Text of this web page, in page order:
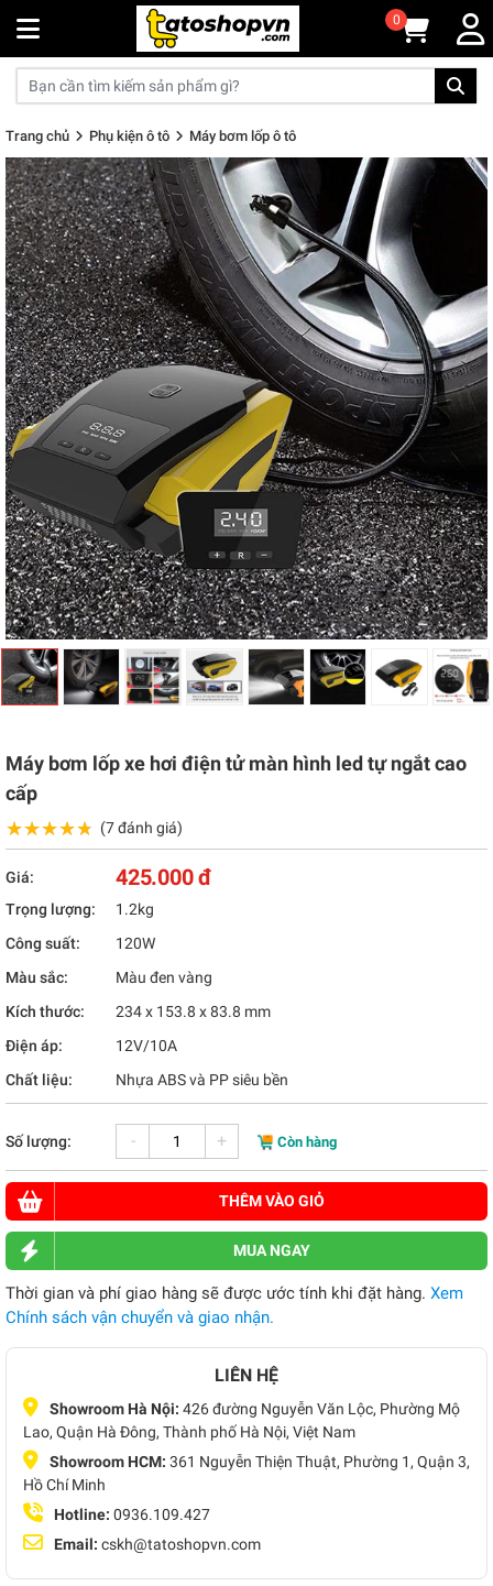
0
Trang chủ Phụ kiện ô tô Máy bơm lốp ô tô
Máy bơm lốp xe hơi điện tử màn hình led tự ngắt cao
cấp
★★★★★
★★★★★ (7 đánh giá)
Giá: 425.000 đ
Trọng lượng:
1.2kg
Công suất:
120W
Màu sắc:
Màu đen vàng
Kích thước:
234 x 153.8 x 83.8 mm
Điện áp:
12V/10A
Chất liệu:
Nhựa ABS và PP siêu bền
Số lượng: - + Còn hàng
THÊM VÀO GIỎ
MUA NGAY
Thời gian và phí giao hàng sẽ được ước tính khi đặt hàng. Xem
Chính sách vận chuyển và giao nhận.
LIÊN HỆ
Showroom Hà Nội: 426 đường Nguyễn Văn Lộc, Phường Mộ
Lao, Quận Hà Đông, Thành phố Hà Nội, Việt Nam
Showroom HCM: 361 Nguyễn Thiện Thuật, Phường 1, Quận 3,
Hồ Chí Minh
Hotline: 0936.109.427
Email: cskh@tatoshopvn.com